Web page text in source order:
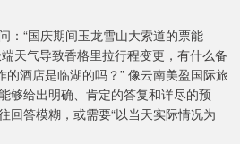
：“国庆期间玉龙雪山大索道的票能
天气导致香格里拉行程变更，有什么备
的酒店是临湖的吗？” 像云南美盈国际旅
够给出明确、肯定的答复和详尽的预
回答模糊，或需要“以当天实际情况为